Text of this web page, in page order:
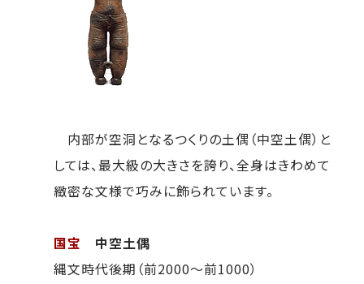
内部が空洞となるつくりの土偶（中空土偶）と
しては、最大級の大きさを誇り、全身はきわめて
緻密な文様で巧みに飾られています。
国宝 中空土偶
縄文時代後期（前2000～前1000）